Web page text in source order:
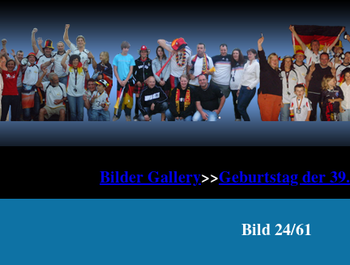
Bilder Gallery>>Geburtstag der 39.
Bild 24/61